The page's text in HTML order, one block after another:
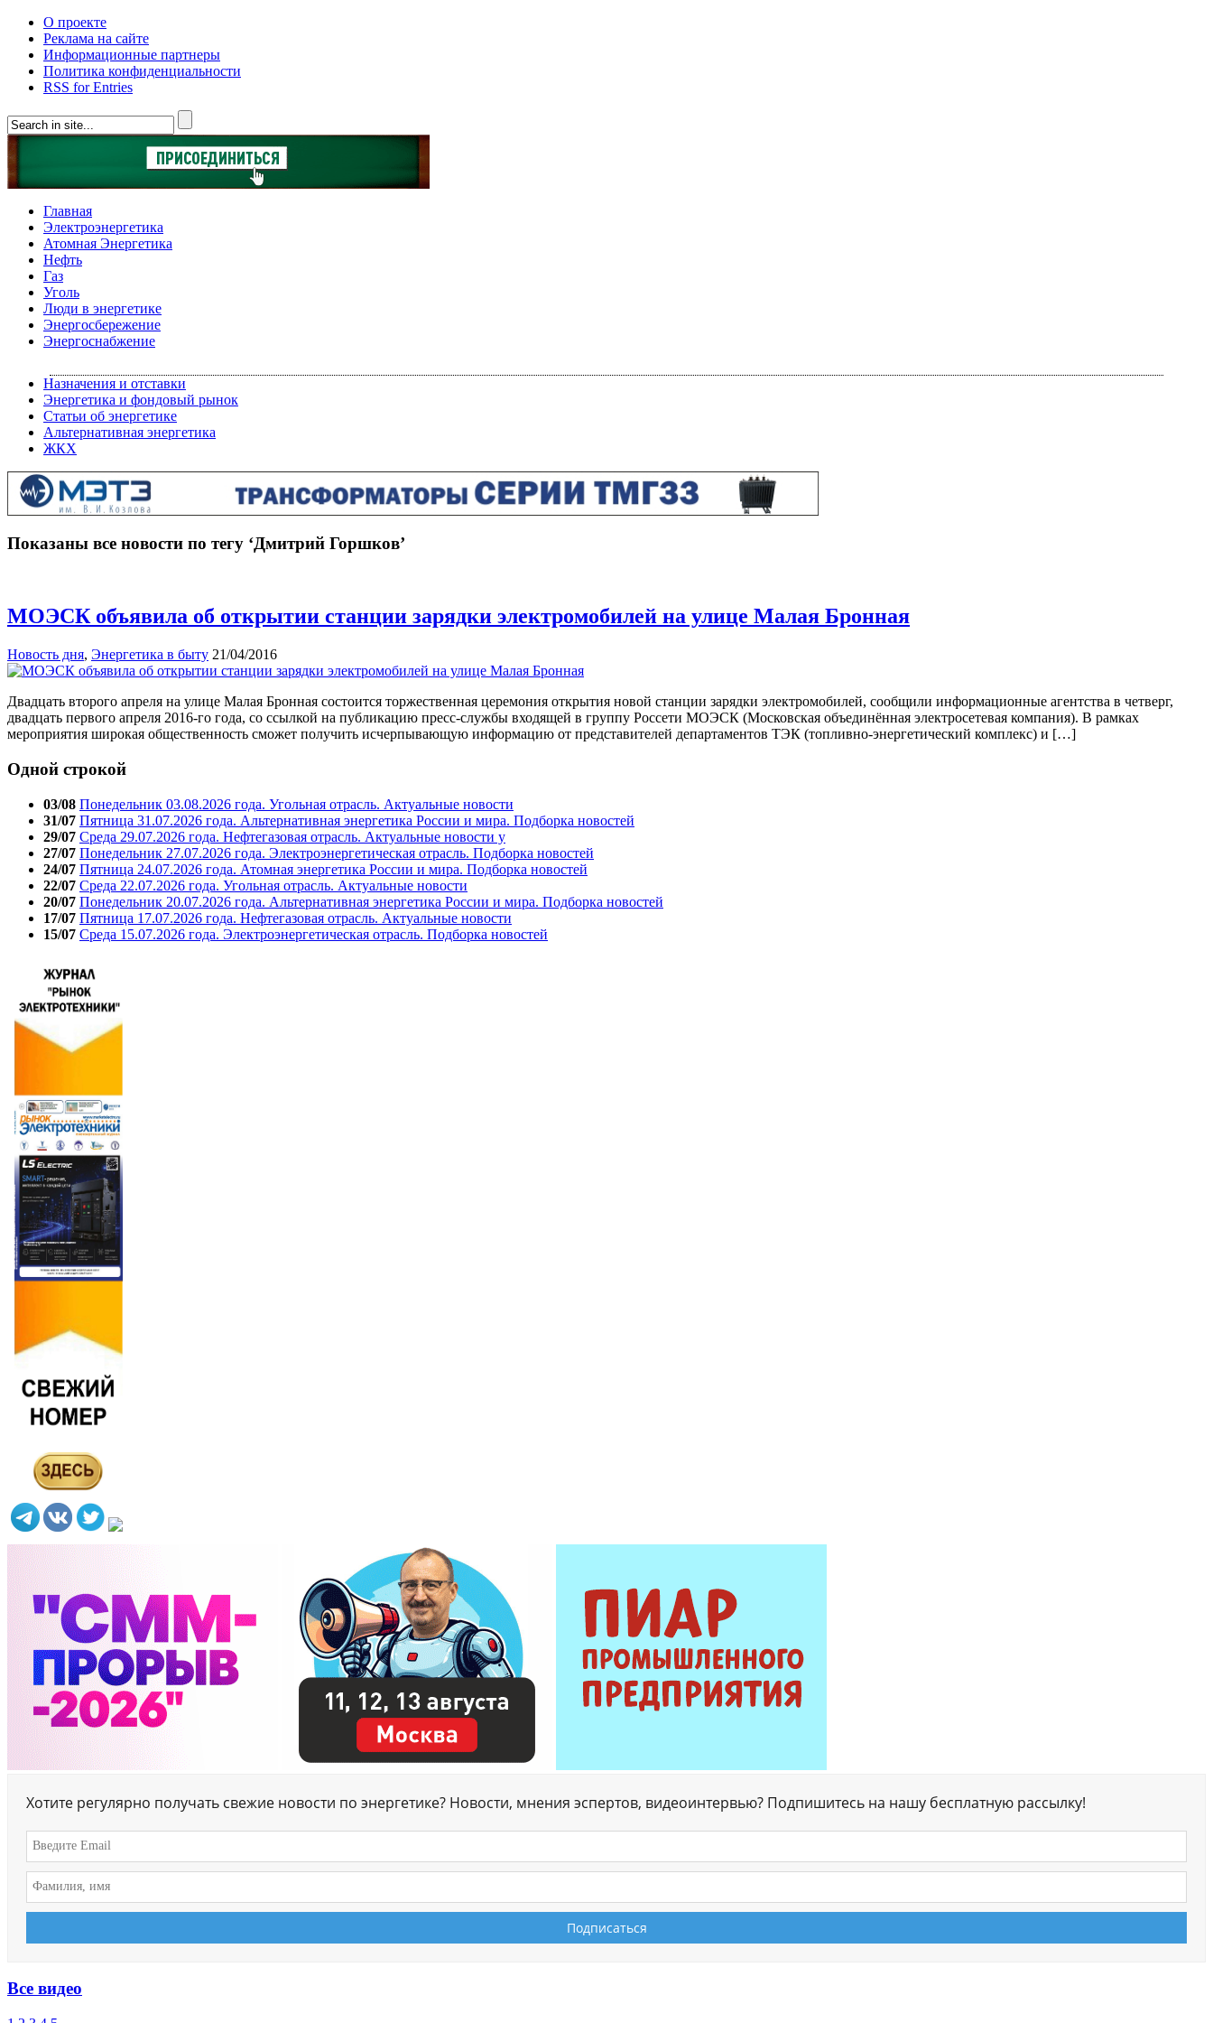
О проекте
Реклама на сайте
Информационные партнеры
Политика конфиденциальности
RSS for Entries
Главная
Электроэнергетика
Атомная Энергетика
Нефть
Газ
Уголь
Люди в энергетике
Энергосбережение
Энергоснабжение
Назначения и отставки
Энергетика и фондовый рынок
Статьи об энергетике
Альтернативная энергетика
ЖКХ
Показаны все новости по тегу ‘Дмитрий Горшков’
МОЭСК объявила об открытии станции зарядки электромобилей на улице Малая Бронная
Новость дня, Энергетика в быту 21/04/2016
Двадцать второго апреля на улице Малая Бронная состоится торжественная церемония открытия новой станции зарядки электромобилей, сообщили информационные агентства в четверг,
двадцать первого апреля 2016-го года, со ссылкой на публикацию пресс-службы входящей в группу Россети МОЭСК (Московская объединённая электросетевая компания). В рамках
мероприятия широкая общественность сможет получить исчерпывающую информацию от представителей департаментов ТЭК (топливно-энергетический комплекс) и […]
Одной строкой
03/08 Понедельник 03.08.2026 года. Угольная отрасль. Актуальные новости
31/07 Пятница 31.07.2026 года. Альтернативная энергетика России и мира. Подборка новостей
29/07 Среда 29.07.2026 года. Нефтегазовая отрасль. Актуальные новости у
27/07 Понедельник 27.07.2026 года. Электроэнергетическая отрасль. Подборка новостей
24/07 Пятница 24.07.2026 года. Атомная энергетика России и мира. Подборка новостей
22/07 Среда 22.07.2026 года. Угольная отрасль. Актуальные новости
20/07 Понедельник 20.07.2026 года. Альтернативная энергетика России и мира. Подборка новостей
17/07 Пятница 17.07.2026 года. Нефтегазовая отрасль. Актуальные новости
15/07 Среда 15.07.2026 года. Электроэнергетическая отрасль. Подборка новостей
Хотите регулярно получать свежие новости по энергетике? Новости, мнения эспертов, видеоинтервью? Подпишитесь на нашу бесплатную рассылку!
Все видео